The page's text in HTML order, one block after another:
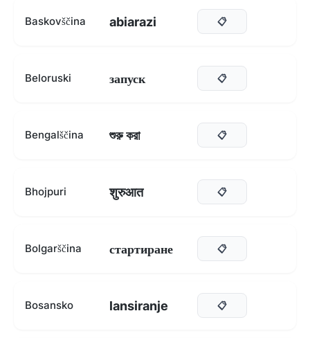
Baskovščina abiarazi 📋
Beloruski запуск 📋
Bengalščina শুরু করা 📋
Bhojpuri शुरुआत 📋
Bolgarščina стартиране 📋
Bosansko lansiranje 📋